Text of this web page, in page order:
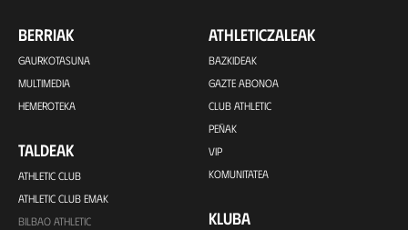
BERRIAK
GAURKOTASUNA
MULTIMEDIA
HEMEROTEKA
TALDEAK
ATHLETIC CLUB
ATHLETIC CLUB EMAK
BILBAO ATHLETIC
ATHLETICZALEAK
BAZKIDEAK
GAZTE ABONOA
CLUB ATHLETIC
PEÑAK
VIP
KOMUNITATEA
KLUBA